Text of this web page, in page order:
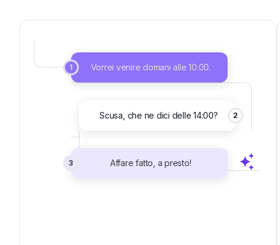
Vorrei venire domani alle 10:00.
1
Scusa, che ne dici delle 14:00? 2
Affare fatto, a presto!
3